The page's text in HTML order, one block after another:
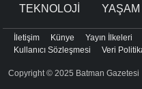
TEKNOLOJİ
YAŞAM
Copyright © 2025 Batman Gazetesi
İletişim Künye Yayın İlkeleri
Kullanıcı Sözleşmesi
Veri